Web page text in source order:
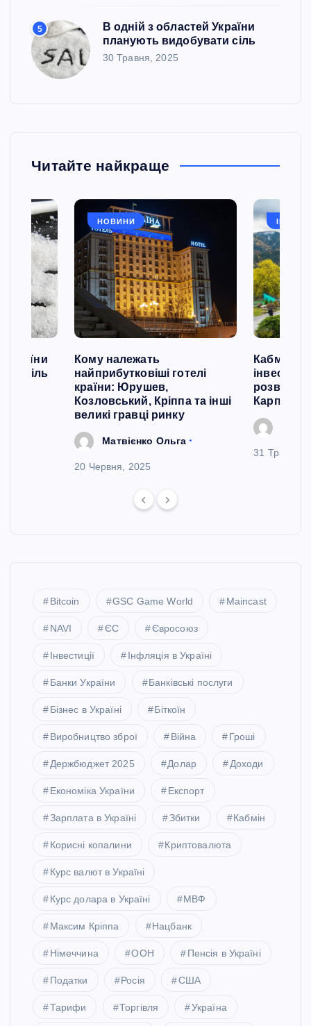
5
В одній з областей України
планують видобувати сіль
30 Травня, 2025
Читайте найкраще
України
сіль
НОВИНИ
Кому належать
найприбутковіші готелі
країни: Юрушев,
Козловський, Кріппа та інші
великі гравці ринку
Матвієнко Ольга
20 Червня, 2025
Кабмін
розвиток
Карпатах
31 Травня,
Bitcoin GSC Game World Maincast
NAVI ЄС Євросоюз
Інвестиції Інфляція в Україні
Банки України Банківські послуги
Бізнес в Україні Біткоїн
Виробництво зброї Війна Гроші
Держбюджет 2025 Долар Доходи
Економіка України Експорт
Зарплата в Україні Збитки Кабмін
Корисні копалини Криптовалюта
Курс валют в Україні
Курс долара в Україні МВФ
Максим Кріппа Нацбанк
Німеччина ООН Пенсія в Україні
Податки Росія США
Тарифи Торгівля Україна